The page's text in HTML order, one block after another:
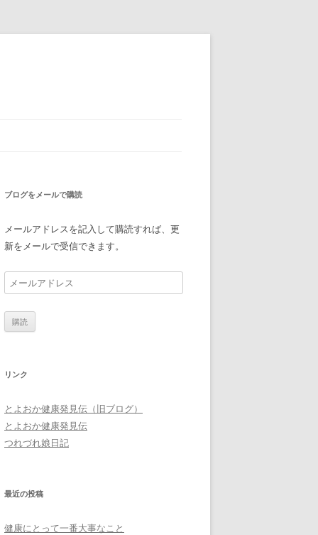
ブログをメールで購読
メールアドレスを記入して購読すれば、更
新をメールで受信できます。
メ
ー
ル
ア
ス
リンク
とよおか健康発見伝（旧ブログ）
とよおか健康発見伝
つれづれ娘日記
最近の投稿
健康にとって一番大事なこと